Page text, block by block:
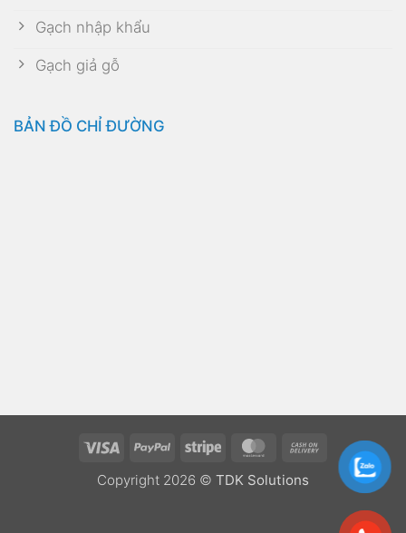
Gạch nhập khẩu
Gạch giả gỗ
BẢN ĐỒ CHỈ ĐƯỜNG
Visa PayPal Stripe MasterCard
Cash
Delivery
Copyright 2026 © TDK Solutions